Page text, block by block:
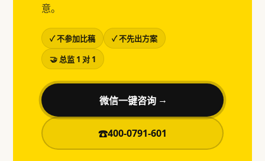
意。
✓ 不参加比稿
✓ 不先出方案
🤝 总监 1 对 1
微信一键咨询 →
☎400-0791-601